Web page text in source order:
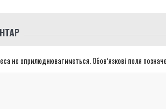
не оприлюднюватиметься. Обов’язкові поля